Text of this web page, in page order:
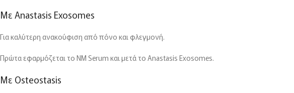
Με Anastasis Exosomes
Για καλύτερη ανακούφιση από πόνο και φλεγμονή.
Πρώτα εφαρμόζεται το NM Serum και μετά το Anastasis Exosomes.
Με Osteostasis